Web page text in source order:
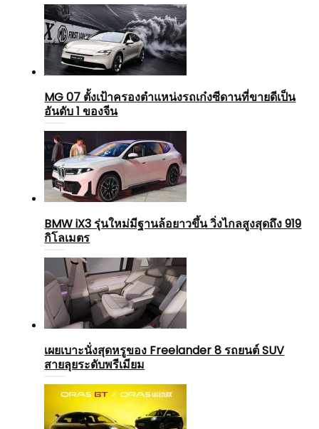
MG 07 ตั้งเป้าครองตำแหน่งรถเก๋งซีดานที่ขายดีเป็น
อันดับ 1 ของจีน
BMW iX3 รุ่นใหม่มีฐานล้อยาวขึ้น วิ่งไกลสูงสุดถึง 919
กิโลเมตร
เผยเบาะนั่งสุดหรูของ Freelander 8 รถยนต์ SUV
สายลุยระดับพรีเมียม